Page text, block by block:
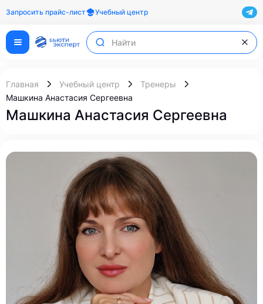
Запросить прайс-лист Учебный центр
Главная Учебный центр
Тренеры
Машкина Анастасия Сергеевна
Машкина Анастасия Сергеевна